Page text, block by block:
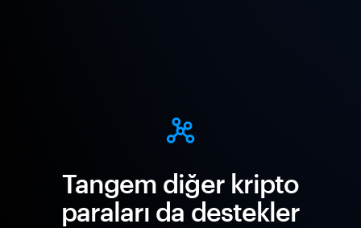
Tangem diğer kripto
paraları da destekler